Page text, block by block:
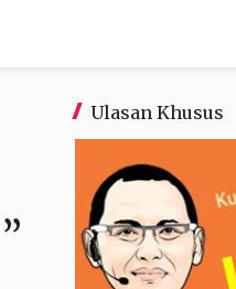
Ulasan Khusus